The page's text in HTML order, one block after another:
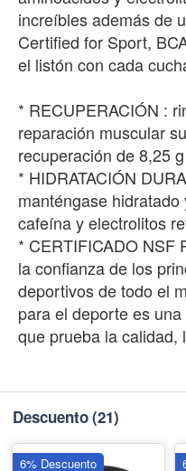
increíbles además de
Certified for Sport,
el listón con cada
* RECUPERACIÓN :
reparación muscular
recuperación de 8,25
* HIDRATACIÓN
manténgase
cafeína y electrolitos
* CERTIFICADO NSF
la confianza de los
deportivos de todo el
para el deporte es
que prueba la calidad,
Descuento(21)
6% Descuento